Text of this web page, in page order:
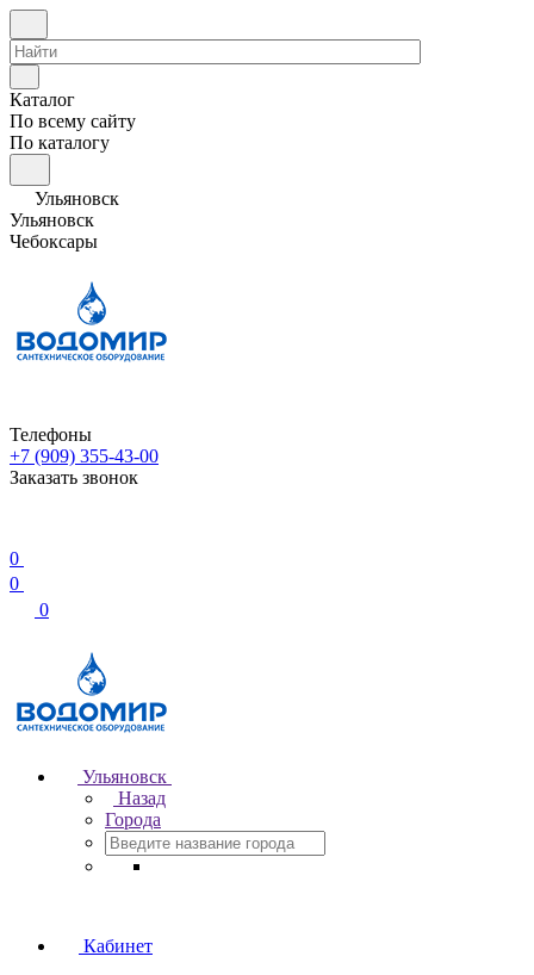
Каталог
По всему сайту
По каталогу
Ульяновск
Ульяновск
Чебоксары
Телефоны
+7 (909) 355-43-00
Заказать звонок
0
0
0
Ульяновск
Назад
Города
Кабинет